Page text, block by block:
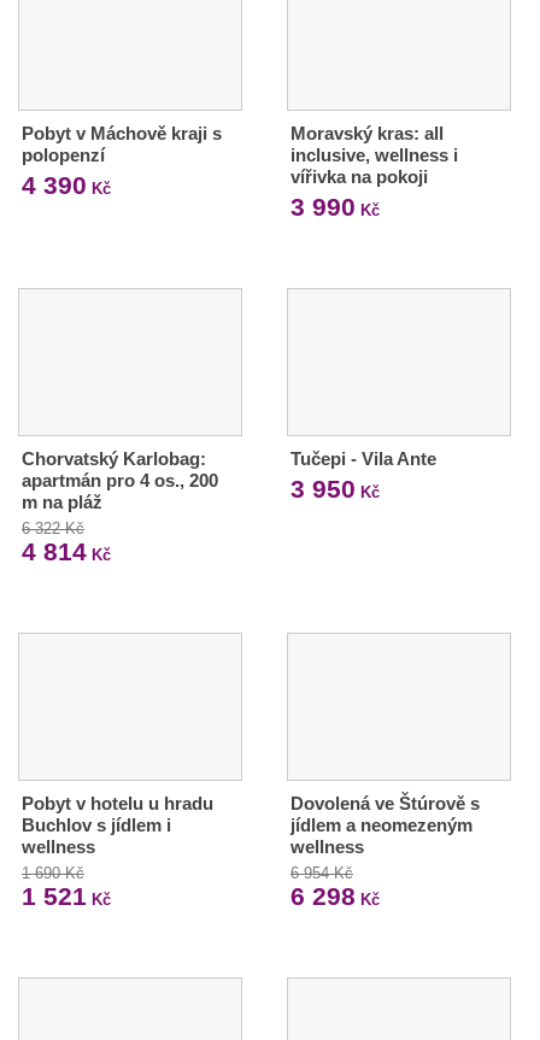
Pobyt v Máchově kraji s
polopenzí
4 390 Kč
Moravský kras: all
inclusive, wellness i
vířivka na pokoji
3 990 Kč
Chorvatský Karlobag:
apartmán pro 4 os., 200
m na pláž
6 322 Kč
4 814 Kč
Tučepi - Vila Ante
3 950 Kč
Pobyt v hotelu u hradu
Buchlov s jídlem i
wellness
1 690 Kč
1 521 Kč
Dovolená ve Štúrově s
jídlem a neomezeným
wellness
6 954 Kč
6 298 Kč